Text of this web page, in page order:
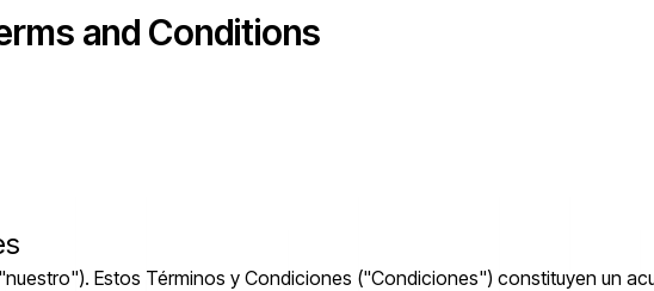
and Conditions
Estos Términos y Condiciones ("Condiciones") constituyen un